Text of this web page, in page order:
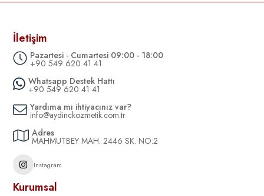
İletişim
Pazartesi - Cumartesi 09:00 - 18:00
+90 549 620 41 41
Whatsapp Destek Hattı
+90 549 620 41 41
Yardıma mı ihtiyacınız var?
info@aydinckozmetik.com.tr
Adres
MAHMUTBEY MAH. 2446 SK. NO:2
Instagram
Kurumsal